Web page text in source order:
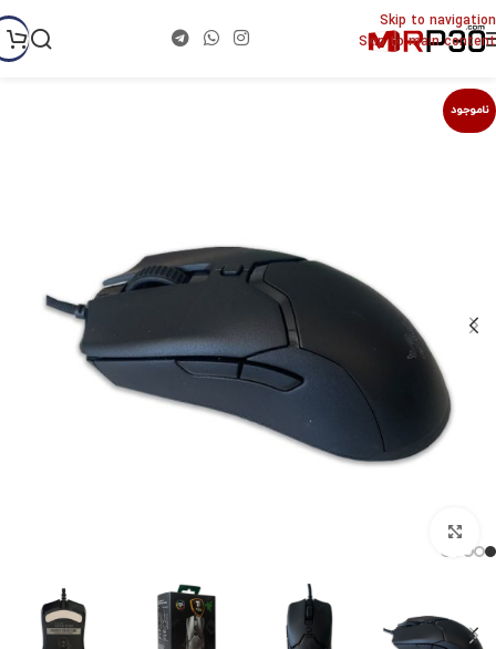
Skip to navigation
Skip to main content
ناموجود